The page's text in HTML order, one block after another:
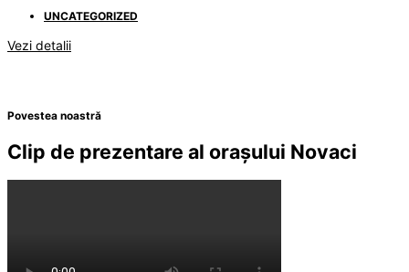
UNCATEGORIZED
Vezi detalii
Povestea noastră
Clip de prezentare al orașului Novaci